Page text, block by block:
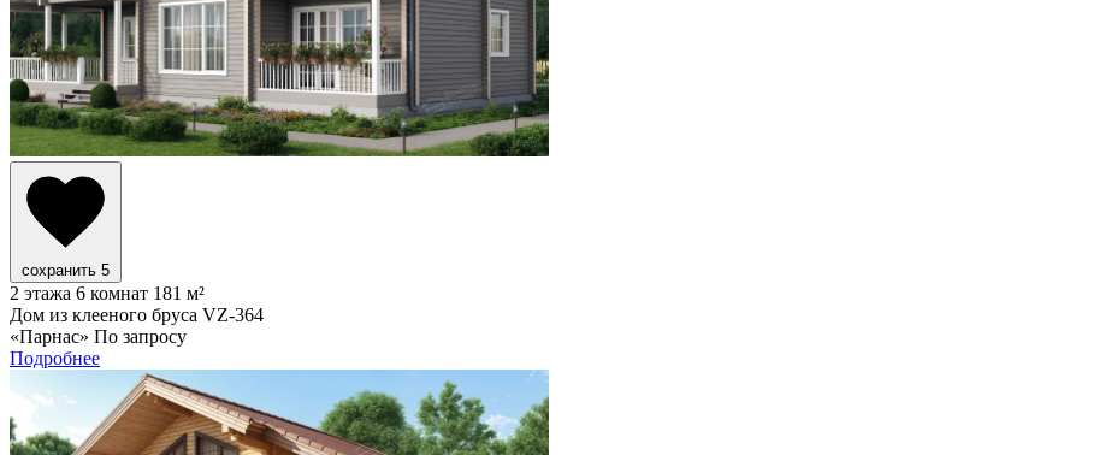
сохранить 5
2 этажа 6 комнат 181 м²
Дом из клееного бруса VZ-364
«Парнас» По запросу
Подробнее